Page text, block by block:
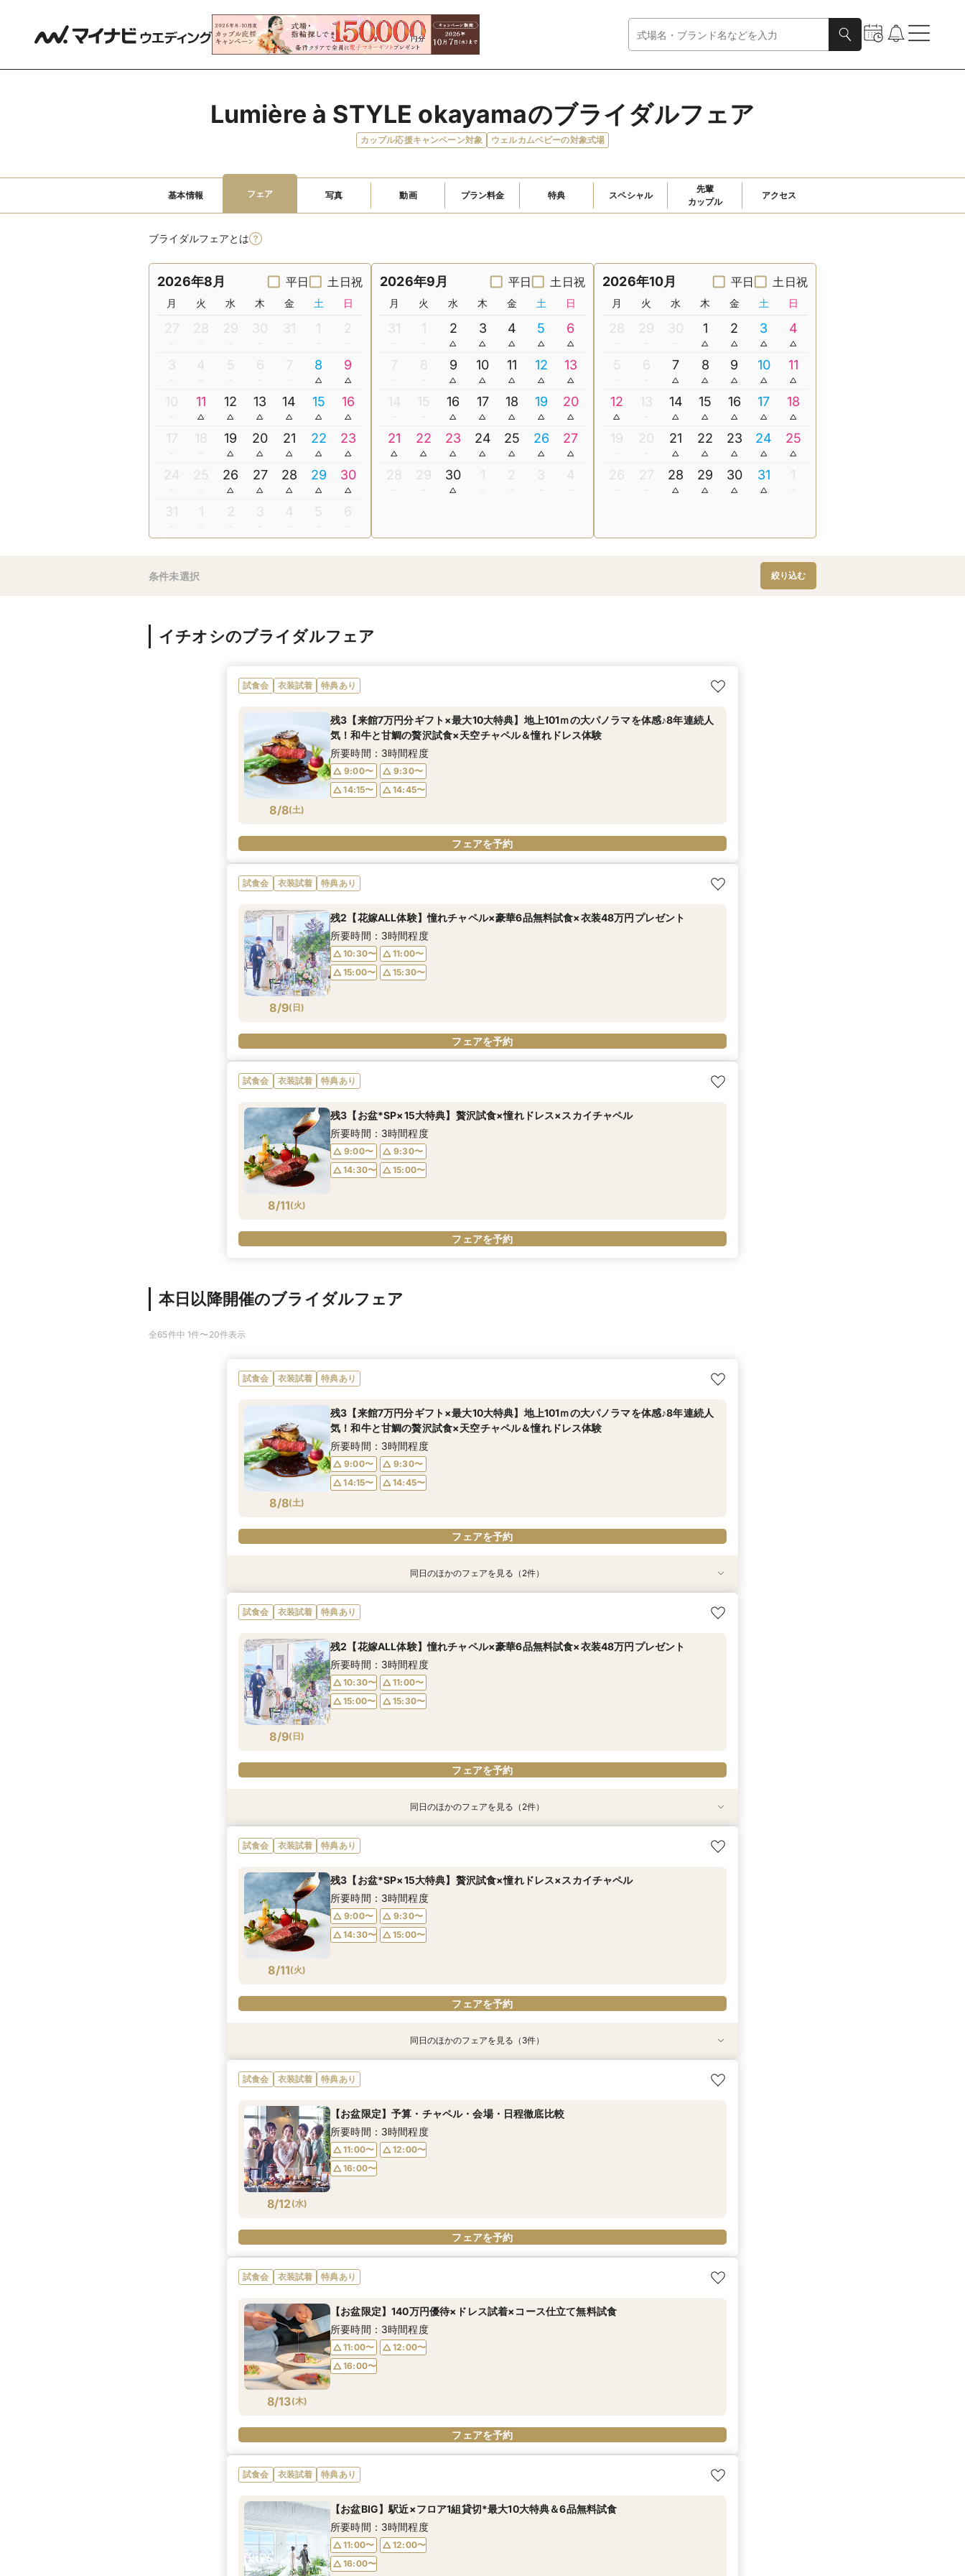
Lumière à STYLE okayamaのブライダルフェア
カップル応援キャンペーン対象 ウェルカムベビーの対象式場
基本情報 フェア 写真 動画 プラン料金 特典 スペシャル
先輩
カップル
アクセス
ブライダルフェアとは
2026年8月 平日 土日祝
月 火 水 木 金 土 日
27 28 29 30 31 1 2
3 4 5 6 7 8 9
10 11 12 13 14 15 16
17 18 19 20 21 22 23
24 25 26 27 28 29 30
31 1 2 3 4 5 6
2026年9月 平日 土日祝
月 火 水 木 金 土 日
31 1 2 3 4 5 6
7 8 9 10 11 12 13
14 15 16 17 18 19 20
21 22 23 24 25 26 27
28 29 30 1 2 3 4
2026年10月 平日 土日祝
月 火 水 木 金 土 日
28 29 30 1 2 3 4
5 6 7 8 9 10 11
12 13 14 15 16 17 18
19 20 21 22 23 24 25
26 27 28 29 30 31 1
条件未選択 絞り込む
イチオシのブライダルフェア
試食会 衣装試着 特典あり
8/8(土)
残3【来館7万円分ギフト×最大10大特典】地上101ｍの大パノラマを体感♪8年連続人
気！和牛と甘鯛の贅沢試食×天空チャペル＆憧れドレス体験
所要時間：3時間程度
9:00〜
9:30〜
14:15〜
14:45〜
フェアを予約
試食会 衣装試着 特典あり
8/9( 日)
残2【花嫁ALL体験】憧れチャペル×豪華6品無料試食×衣装48万円プレゼント
所要時間：3時間程度
10:30〜
11:00〜
15:00〜
15:30〜
フェアを予約
試食会 衣装試着 特典あり
8/11(火)
残3【お盆*SP×15大特典】贅沢試食×憧れドレス×スカイチャペル
所要時間：3時間程度
9:00〜
9:30〜
14:30〜
15:00〜
フェアを予約
本日以降開催のブライダルフェア
全65件中 1件〜20件表示
試食会 衣装試着 特典あり
8/8(土)
残3【来館7万円分ギフト×最大10大特典】地上101ｍの大パノラマを体感♪8年連続人
気！和牛と甘鯛の贅沢試食×天空チャペル＆憧れドレス体験
所要時間：3時間程度
9:00〜
9:30〜
14:15〜
14:45〜
フェアを予約
8/8(土)
【料理重視必見】黒毛和牛&オマール海老×おもてなし婚が叶う
9:00〜
9:30〜
14:15〜
14:45〜
8/8(土)
【準備&ご予算も安心】マタニティ&お子様連れウェディング相談会
9:00〜
9:30〜
14:15〜
14:45〜
同日のほかのフェアを見る（2件）
試食会 衣装試着 特典あり
8/9( 日)
残2【花嫁ALL体験】憧れチャペル×豪華6品無料試食×衣装48万円プレゼント
所要時間：3時間程度
10:30〜
11:00〜
15:00〜
15:30〜
フェアを予約
8/9(日)
【料理重視必見】黒毛和牛&オマール海老×おもてなし婚が叶う
10:30〜
11:00〜
15:00〜
15:30〜
8/9(日)
【準備&ご予算も安心】マタニティ&お子様連れウェディング相談会
10:30〜
11:00〜
15:00〜
15:30〜
同日のほかのフェアを見る（2件）
試食会 衣装試着 特典あり
8/11(火)
残3【お盆*SP×15大特典】贅沢試食×憧れドレス×スカイチャペル
所要時間：3時間程度
9:00〜
9:30〜
14:30〜
15:00〜
フェアを予約
8/11(火)
【料理重視必見】黒毛和牛&オマール海老×おもてなし婚が叶う
9:00〜
9:30〜
14:30〜
15:00〜
8/11(火)
【最後の会場見学に】予算・チャペル・会場・日程徹底比較
9:00〜
9:30〜
14:30〜
15:00〜
8/11(火)
【準備&ご予算も安心】マタニティ&お子様連れウェディング相談会
9:00〜
9:30〜
14:30〜
15:00〜
同日のほかのフェアを見る（3件）
試食会 衣装試着 特典あり
8/12(水)
【お盆限定】予算・チャペル・会場・日程徹底比較
所要時間：3時間程度
11:00〜
12:00〜
16:00〜
フェアを予約
試食会 衣装試着 特典あり
8/13(木)
【お盆限定】140万円優待×ドレス試着×コース仕立て無料試食
所要時間：3時間程度
11:00〜
12:00〜
16:00〜
フェアを予約
試食会 衣装試着 特典あり
【お盆BIG】駅近×フロア1組貸切*最大10大特典＆6品無料試食
所要時間：3時間程度
11:00〜
12:00〜
16:00〜